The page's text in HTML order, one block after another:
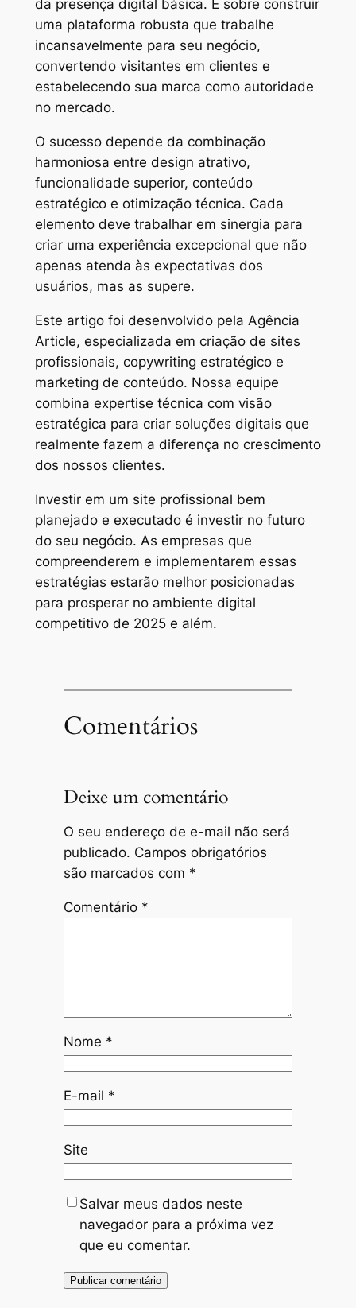
da presença digital básica. É sobre construir
uma plataforma robusta que trabalhe
incansavelmente para seu negócio,
convertendo visitantes em clientes e
estabelecendo sua marca como autoridade
no mercado.
O sucesso depende da combinação
harmoniosa entre design atrativo,
funcionalidade superior, conteúdo
estratégico e otimização técnica. Cada
elemento deve trabalhar em sinergia para
criar uma experiência excepcional que não
apenas atenda às expectativas dos
usuários, mas as supere.
Este artigo foi desenvolvido pela Agência
Article, especializada em criação de sites
profissionais, copywriting estratégico e
marketing de conteúdo. Nossa equipe
combina expertise técnica com visão
estratégica para criar soluções digitais que
realmente fazem a diferença no crescimento
dos nossos clientes.
Investir em um site profissional bem
planejado e executado é investir no futuro
do seu negócio. As empresas que
compreenderem e implementarem essas
estratégias estarão melhor posicionadas
para prosperar no ambiente digital
competitivo de 2025 e além.
Comentários
Deixe um comentário
O seu endereço de e-mail não será
publicado. Campos obrigatórios
são marcados com *
Comentário *
Nome *
E-mail *
Site
Salvar meus dados neste
navegador para a próxima vez
que eu comentar.